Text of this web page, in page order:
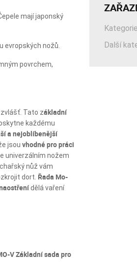
mají japonský
evropských nožů.
povrchem,
Tato základní
každému
a nejoblíbenější
jsou vhodné pro práci
univerzálním nožem
nůž vám
dort. Řada Mo-
dělá vaření
V Základní sada pro
Další